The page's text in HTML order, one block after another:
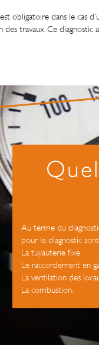
obligatoire dans le cas
des travaux. Ce
Au terme du
pour le diagnostic
La tuyauterie fixe.
Le raccordement en
La ventilation des
La combustion.